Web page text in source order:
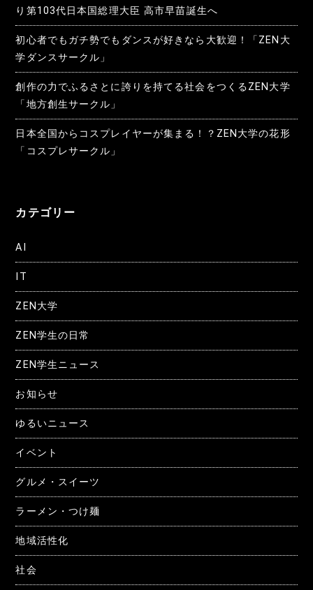
り第103代日本国総理大臣 高市早苗誕生へ
初心者でもガチ勢でもダンスが好きなら大歓迎！「ZEN大
学ダンスサークル」
創作の力でふるさとに誇りを持てる社会をつくるZEN大学
「地方創生サークル」
日本全国からコスプレイヤーが集まる！？ZEN大学の花形
「コスプレサークル」
カテゴリー
AI
IT
ZEN大学
ZEN学生の日常
ZEN学生ニュース
お知らせ
ゆるいニュース
イベント
グルメ・スイーツ
ラーメン・つけ麺
地域活性化
社会